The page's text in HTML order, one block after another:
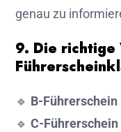
genau zu
9. Die
🔹 B-Führerschein
🔹 C-Führerschein